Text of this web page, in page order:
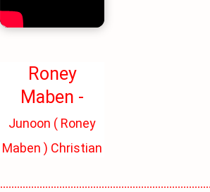
Roney
Maben -
Junoon Song
Junoon ( Roney
Maben ) Christian